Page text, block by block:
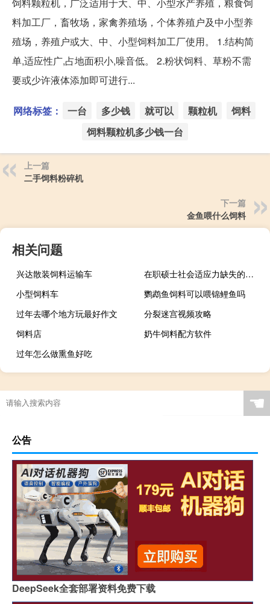
料加工厂，畜牧场，家禽养殖场，个体养殖户及中小型养
殖场，养殖户或大、中、小型饲料加工厂使用。 1.结构简
单,适应性广,占地面积小,噪音低。 2.粉状饲料、草粉不需
要或少许液体添加即可进行...
网络标签： 一台 多少钱 就可以 颗粒机
饲料
饲料颗粒机多少钱一台
上一篇
二手饲料粉碎机
下一篇
金鱼喂什么饲料
相关问题
兴达散装饲料运输车
在职硕士社会适应力缺失的原因分析
小型饲料车
鹦鹉鱼饲料可以喂锦鲤鱼吗
过年去哪个地方玩最好作文
分裂迷宫视频攻略
饲料店
奶牛饲料配方软件
过年怎么做熏鱼好吃
☚
公告
DeepSeek全套部署资料免费下载